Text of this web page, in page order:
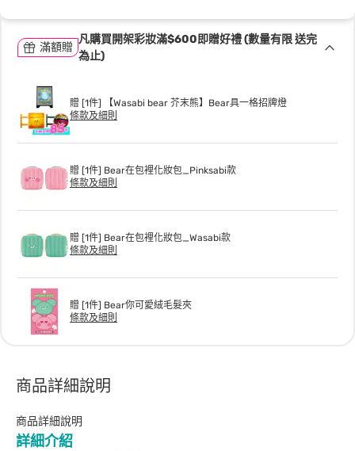
滿額贈
凡購買開架彩妝滿$600即贈好禮 (數量有限 送完
為止)
贈 [1件] 【Wasabi bear 芥末熊】Bear具一格招牌燈
條款及細則
贈 [1件] Bear在包裡化妝包_Pinksabi款
條款及細則
贈 [1件] Bear在包裡化妝包_Wasabi款
條款及細則
贈 [1件] Bear你可愛絨毛髮夾
條款及細則
商品詳細說明
商品詳細說明
詳細介紹